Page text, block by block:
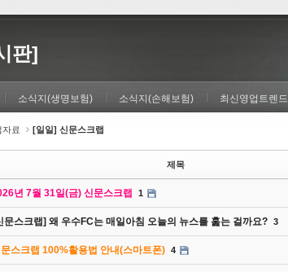
판]
소식지(생명보험) 소식지(손해보험) 최신영업트렌드
자료 [일일] 신문스크랩
제목
년 7월 31일(금) 신문스크랩 1
문스크랩] 왜 우수FC는 매일아침 오늘의 뉴스를 훑는 걸까요? 3
스크랩 100%활용법 안내(스마트폰) 4